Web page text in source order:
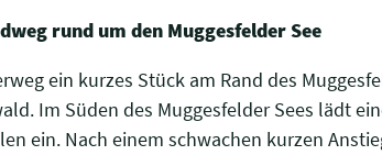
rund um den Muggesfelder See
ein kurzes Stück am Rand des
Im Süden des Muggesfelder Sees lädt
ein. Nach einem schwachen kurzen